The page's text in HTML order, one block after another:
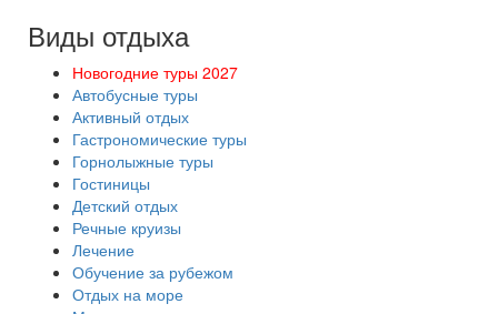
Виды отдыха
Новогодние туры 2027
Автобусные туры
Активный отдых
Гастрономические туры
Горнолыжные туры
Гостиницы
Детский отдых
Речные круизы
Лечение
Обучение за рубежом
Отдых на море